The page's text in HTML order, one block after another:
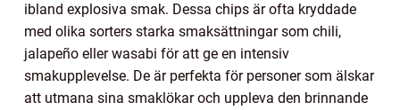
ibland explosiva smak. Dessa chips är ofta kryddade
med olika sorters starka smaksättningar som chili,
jalapeño eller wasabi för att ge en intensiv
smakupplevelse. De är perfekta för personer som älskar
att utmana sina smaklökar och uppleva den brinnande